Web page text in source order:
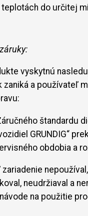
teplotách do určitej
vyskytnú
zaniká a používateľ
štandardu
GRUNDIG“
obdobia a
nepoužíval,
neudržiaval a
na použitie